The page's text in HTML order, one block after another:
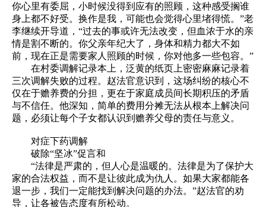
你心里有委屈，小时候没得到应有的照顾，这种感受搁谁
身上都不好受。换作是我，可能也会觉得心里堵得慌。”老
李继续开导道，“过去的事或许无法改变，但血浓于水的亲
情是割不断的。你父亲年纪大了，身体和精力都大不如
前，现在正是需要家人照顾的时候，你对他多一些包容。”
在村委调解记录本上，泛黄的纸页上密密麻麻记录着
三次调解失败的过程。赵法官意识到，这场纠纷的核心不
仅在于赡养费的分担，更在于家庭成员间长期积压的矛盾
与不信任。他深知，简单的费用分摊无法从根本上解决问
题，必须让每个子女都认识到赡养父母的责任与意义。
对症下药调解
破除“坚冰”促言和
“法律是严肃的，但人心是温暖的。法律是为了保护大
家的合法权益，而不是让彼此成为仇人。如果大家都能各
退一步，我们一定能找到解决问题的办法。”赵法官的劝
导，让各被告态度有所松动。